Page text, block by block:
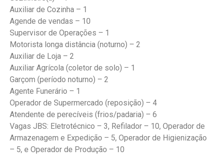
Auxiliar de Cozinha – 1
Agende de vendas – 10
Supervisor de Operações – 1
Motorista longa distância (noturno) – 2
Auxiliar de Loja – 2
Auxiliar Agrícola (coletor de solo) – 1
Garçom (período noturno) – 2
Agente Funerário – 1
Operador de Supermercado (reposição) – 4
Atendente de perecíveis (frios/padaria) – 6
Vagas JBS: Eletrotécnico – 3, Refilador – 10, Operador de
Armazenagem e Expedição – 5, Operador de Higienização
– 5, e Operador de Produção – 10